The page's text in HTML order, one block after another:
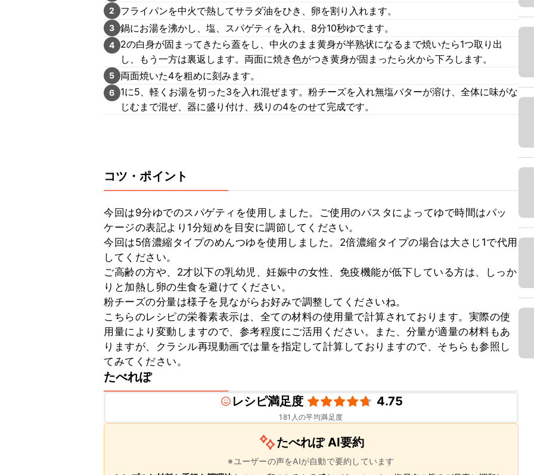
2 フライパンを中火で熱してサラダ油をひき、卵を割り入れます。
3 鍋にお湯を沸かし、塩、スパゲティを入れ、8分10秒ゆでます。
4
2の白身が固まってきたら蓋をし、中火のまま黄身が半熟状になるまで焼いたら1つ取り出
し、もう一方は裏返します。両面に焼き色がつき黄身が固まったら火から下ろします。
5 両面焼いた4を粗めに刻みます。
6
1に5、軽くお湯を切った3を入れ混ぜます。粉チーズを入れ無塩バターが溶け、全体に味がな
じむまで混ぜ、器に盛り付け、残りの4をのせて完成です。
コツ・ポイント
今回は9分ゆでのスパゲティを使用しました。ご使用のパスタによってゆで時間はパッ
ケージの表記より1分短めを目安に調節してください。
今回は5倍濃縮タイプのめんつゆを使用しました。2倍濃縮タイプの場合は大さじ1で代用
してください。
ご高齢の方や、2才以下の乳幼児、妊娠中の女性、免疫機能が低下している方は、しっか
りと加熱し卵の生食を避けてください。
粉チーズの分量は様子を見ながらお好みで調整してくださいね。
こちらのレシピの栄養素表示は、全ての材料の使用量で計算されております。実際の使
用量により変動しますので、参考程度にご活用ください。また、分量が適量の材料もあ
りますが、クラシル再現動画では量を指定して計算しておりますので、そちらも参照し
てみてください。
たべれぽ
レシピ満足度
4.75
181 人の平均満足度
たべれぽ AI要約
※ユーザーの声をAIが自動で要約しています